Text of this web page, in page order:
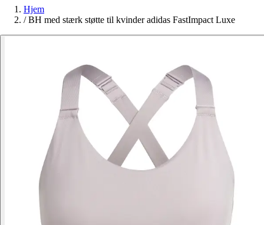
Hjem
/ BH med stærk støtte til kvinder adidas FastImpact Luxe